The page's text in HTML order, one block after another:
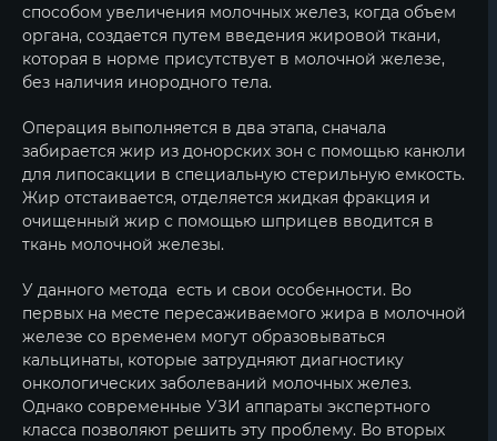
способом увеличения молочных желез, когда объем
органа, создается путем введения жировой ткани,
которая в норме присутствует в молочной железе,
без наличия инородного тела.
Операция выполняется в два этапа, сначала
забирается жир из донорских зон с помощью канюли
для липосакции в специальную стерильную емкость.
Жир отстаивается, отделяется жидкая фракция и
очищенный жир с помощью шприцев вводится в
ткань молочной железы.
У данного метода есть и свои особенности. Во
первых на месте пересаживаемого жира в молочной
железе со временем могут образовываться
кальцинаты, которые затрудняют диагностику
онкологических заболеваний молочных желез.
Однако современные УЗИ аппараты экспертного
класса позволяют решить эту проблему. Во вторых